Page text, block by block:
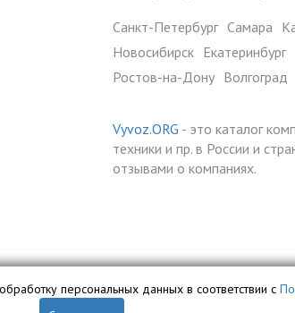
Санкт-Петербург Самара
Новосибирск Екатеринбург
Ростов-на-Дону Волгоград
Vyvoz.ORG - это каталог
техники и пр. в России и
отзывами о компаниях.
персональных данных в соответствии с